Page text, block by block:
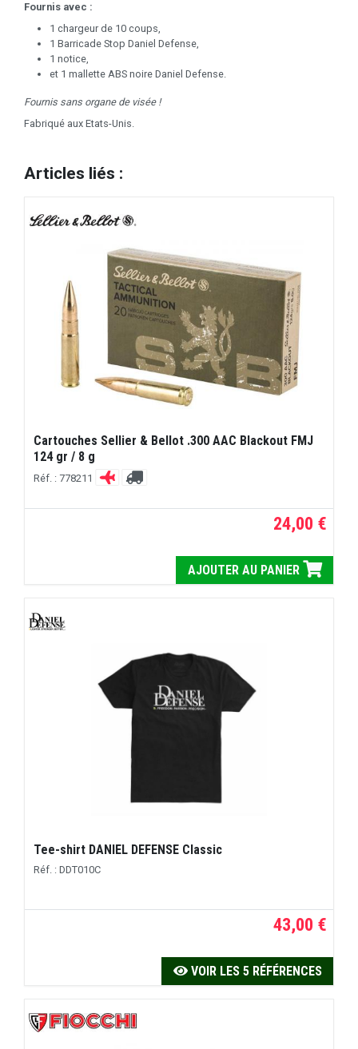
Fournis avec :
1 chargeur de 10 coups,
1 Barricade Stop Daniel Defense,
1 notice,
et 1 mallette ABS noire Daniel Defense.
Fournis sans organe de visée !
Fabriqué aux Etats-Unis.
Articles liés :
Cartouches Sellier & Bellot .300 AAC Blackout FMJ
124 gr / 8 g
Réf. : 778211
24,00 €
AJOUTER AU PANIER
Tee-shirt DANIEL DEFENSE Classic
Réf. : DDT010C
43,00 €
VOIR LES 5 RÉFÉRENCES